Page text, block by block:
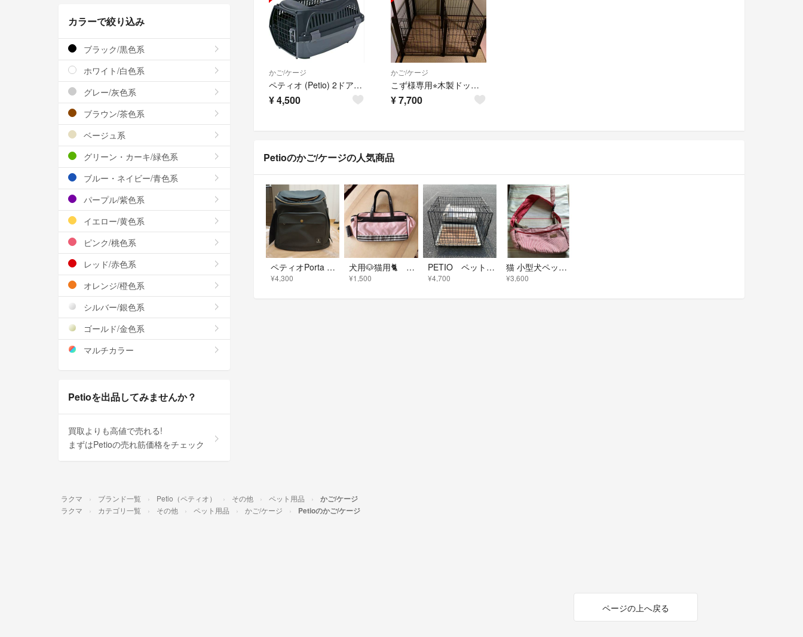
かご/ケージ
ペティオ (Petio) 2ドア スマイルキャリー ブラック Mサイズ
¥4,500
かご/ケージ
こず様専用⭐︎木製ドッグルームサークル トイレ専用スペース付
¥7,700
Petioのかご/ケージの人気商品
ペティオPorta ドッグリュックキャリーブラック
¥4,300
犬用🐶猫用🐈 ペティオ Petio キャリーケース バック ボストンタイプ
¥1,500
PETIO ペット用ケージ(中) 600×430×510 取っ手 付き 犬・猫
¥4,700
猫 小型犬ペット 前掛けショルダーバック 赤白 ストライプ
¥3,600
カラーで絞り込み
ブラック/黒色系
ホワイト/白色系
グレー/灰色系
ブラウン/茶色系
ベージュ系
グリーン・カーキ/緑色系
ブルー・ネイビー/青色系
パープル/紫色系
イエロー/黄色系
ピンク/桃色系
レッド/赤色系
オレンジ/橙色系
シルバー/銀色系
ゴールド/金色系
マルチカラー
Petioを出品してみませんか？
買取よりも高値で売れる!
まずはPetioの売れ筋価格をチェック
ラクマ ブランド一覧 Petio（ペティオ） その他 ペット用品 かご/ケージ
ラクマ カテゴリ一覧 その他 ペット用品 かご/ケージ Petioのかご/ケージ
ページの上へ戻る